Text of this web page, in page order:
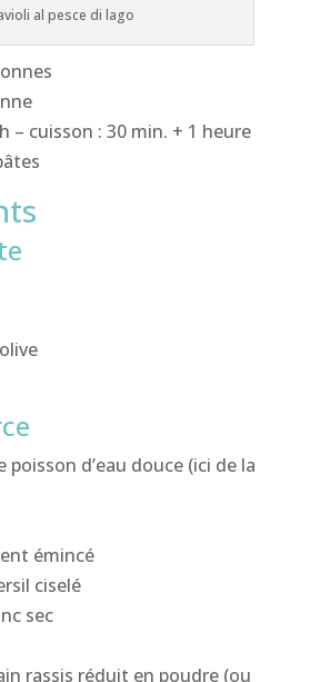
al pesce di lago
– cuisson : 30 min. + 1 heure
poisson d’eau douce (ici de la
émincé
ciselé
sec
rassis réduit en poudre (ou